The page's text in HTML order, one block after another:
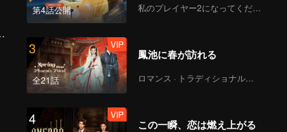
第4話公開 私のプレイヤー2になってください
3
全21話
VIP
鳳池に春が訪れる
ロマンス · トラディショナル・コスチューム
4 VIP
この一瞬、恋は燃え上がる